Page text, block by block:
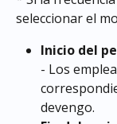
seleccionar el
Inicio del
- Los
devengo.